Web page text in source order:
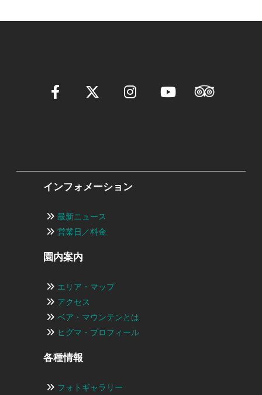
インフォメーション
最新ニュース
営業日／料金
園内案内
エリア・マップ
アクセス
ベア・マウンテンとは
ヒグマ・プロフィール
各種情報
フォトギャラリー